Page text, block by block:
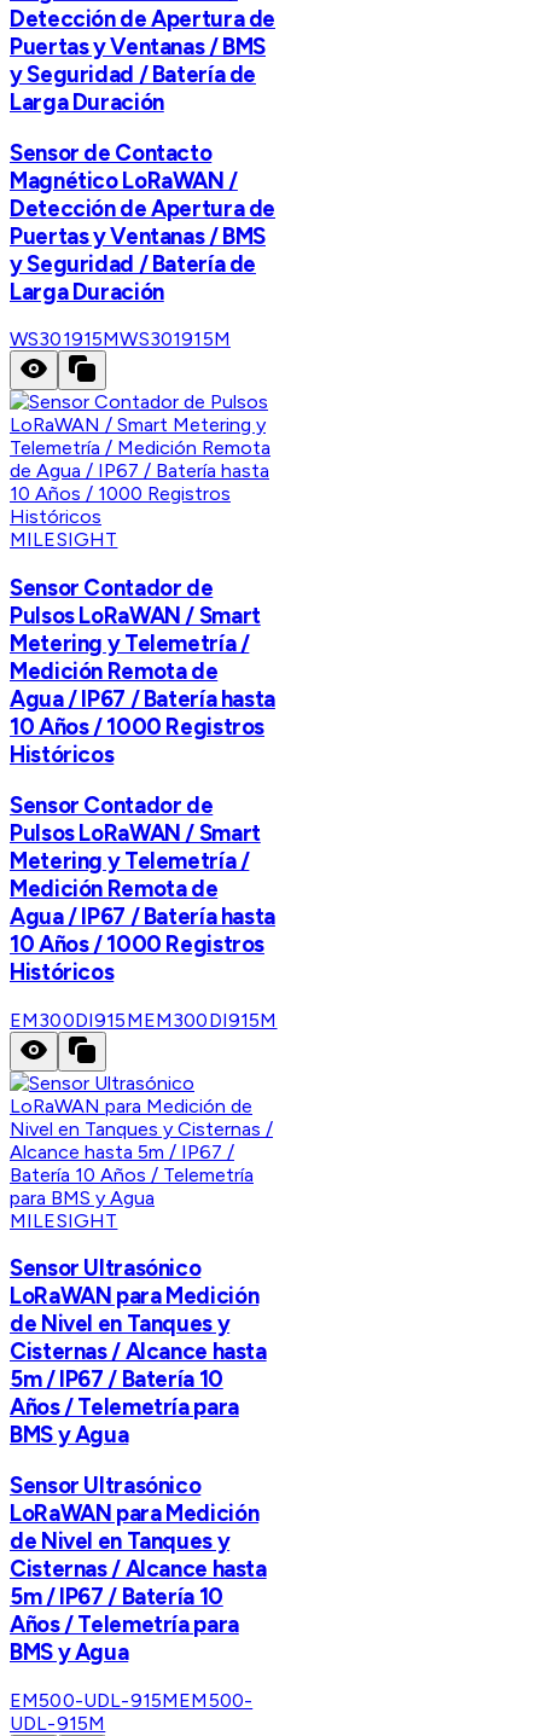
Detección de Apertura de
Puertas y Ventanas / BMS
y Seguridad / Batería de
Larga Duración
Sensor de Contacto
Magnético LoRaWAN /
Detección de Apertura de
Puertas y Ventanas / BMS
y Seguridad / Batería de
Larga Duración
WS301915MWS301915M
MILESIGHT
Sensor Contador de
Pulsos LoRaWAN / Smart
Metering y Telemetría /
Medición Remota de
Agua / IP67 / Batería hasta
10 Años / 1000 Registros
Históricos
Sensor Contador de
Pulsos LoRaWAN / Smart
Metering y Telemetría /
Medición Remota de
Agua / IP67 / Batería hasta
10 Años / 1000 Registros
Históricos
EM300DI915MEM300DI915M
MILESIGHT
Sensor Ultrasónico
LoRaWAN para Medición
de Nivel en Tanques y
Cisternas / Alcance hasta
5m / IP67 / Batería 10
Años / Telemetría para
BMS y Agua
Sensor Ultrasónico
LoRaWAN para Medición
de Nivel en Tanques y
Cisternas / Alcance hasta
5m / IP67 / Batería 10
Años / Telemetría para
BMS y Agua
EM500-UDL-915MEM500-
UDL-915M